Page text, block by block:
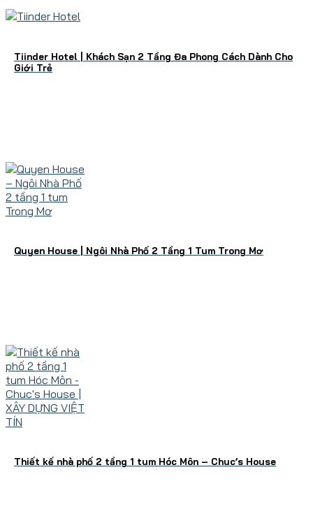
Tiinder Hotel | Khách Sạn 2 Tầng Đa Phong Cách Dành Cho
Giới Trẻ
Quyen House | Ngôi Nhà Phố 2 Tầng 1 Tum Trong Mơ
Thiết kế nhà phố 2 tầng 1 tum Hóc Môn – Chuc’s House